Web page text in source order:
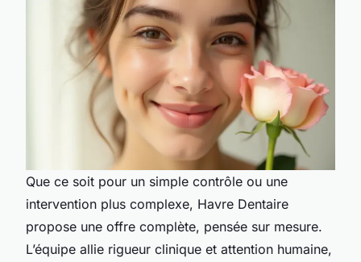
Que ce soit pour un simple contrôle ou une
intervention plus complexe, Havre Dentaire
propose une offre complète, pensée sur mesure.
L’équipe allie rigueur clinique et attention humaine,